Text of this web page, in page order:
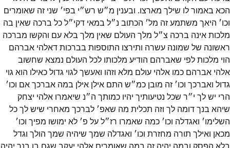
הכא באמור לו שילך מארצו. ובענין מ״ש רש״י בפי׳ שני זה שאומרים
וכו׳ היאך משתמע זה מל׳ הכתוב נ״ל במאי דקי״ל כל ברכה שאין בה
מלכות אינה ברכה צ״ל מלך העולם שאין מלך בלא עם והקשו מברכה
ראשונה של שמונה עשרה ותירצו התוספות בברכות דאלהי אברהם
הוי מלכות לפי שאברהם הודיע מלכותו לכל העולם נמצא שחשוב
אלהי אברהם כמו אלהי עולם מלא וזהו ואעשך לגוי גדול כאילו הוא גוי
גדול ואברכך וכו׳ זה מובן כמ״ש התם אילן אילן במה אברכך אם וכו׳
הרי יש לך י״ר שכל נטיעותיך יהיו כמותך ה״נ שיאמרו אלהי יצחק
שיהא בנך דומה לך וזה תכלית מה שאפ׳ לברכך מאחרי שיש לך כל
השלימו׳ ואגדלה וכו׳ כמה שאמרו רז״ל על פ׳ לא ימושו מפיך וכו׳
מכאן ואילך תורה מחזרת וכו׳ ואגדלה שמך שיהיה שמך הולך וגדל